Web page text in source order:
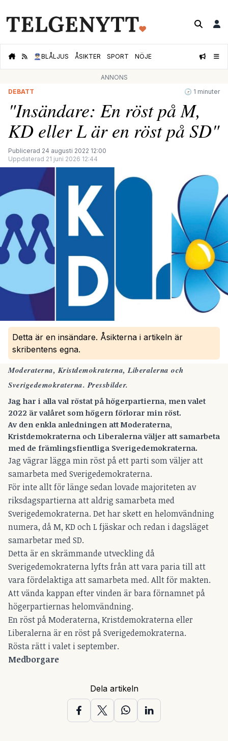
👮🏻‍♂️BLÅLJUS ÅSIKTER SPORT NÖJE
ANNONS
DEBATT
🕝 1 minuter
"Insändare: En röst på M,
KD eller L är en röst på SD"
Publicerad 24 augusti 2022 12:00
Uppdaterad 21 juni 2026 12:44
Detta är en insändare. Åsikterna i artikeln är
skribentens egna.
Moderaterna, Kristdemokraterna, Liberalerna och
Sverigedemokraterna. Pressbilder.
Jag har i alla val röstat på högerpartierna, men valet
2022 är valåret som högern förlorar min röst.
Av den enkla anledningen att Moderaterna,
Kristdemokraterna och Liberalerna väljer att samarbeta
med de främlingsfientliga Sverigedemokraterna.
Jag vägrar lägga min röst på ett parti som väljer att
samarbeta med Sverigedemokraterna.
För inte allt för länge sedan lovade majoriteten av
riksdagspartierna att aldrig samarbeta med
Sverigedemokraterna. Det har skett en helomvändning
numera, då M, KD och L fjäskar och redan i dagsläget
samarbetar med SD.
Detta är en skrämmande utveckling då
Sverigedemokraterna lyfts från att vara paria till att
vara fördelaktiga att samarbeta med. Allt för makten.
Att vända kappan efter vinden är bara förnamnet på
högerpartiernas helomvändning.
En röst på Moderaterna, Kristdemokraterna eller
Liberalerna är en röst på Sverigedemokraterna.
Rösta rätt i valet i september.
Medborgare
Dela artikeln